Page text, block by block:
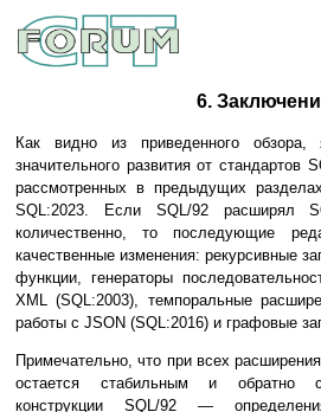
6.
Как видно из приведенного
значительного развития от стандартов
рассмотренных в предыдущих
SQL:2023. Если SQL/92 расширял
количественно, то последующие
качественные изменения: рекурсивные
функции, генераторы
XML (SQL:2003), темпоральные
работы с JSON (SQL:2016) и графовые
Примечательно, что при всех
остается стабильным и обратно
конструкции SQL/92 —